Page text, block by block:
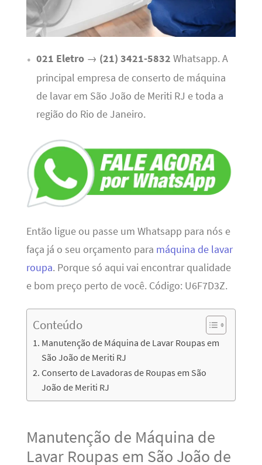
021 Eletro→ (21) 3421-5832 Whatsapp. A
principal empresa de conserto de máquina
de lavar em São João de Meriti RJ e toda a
região do Rio de Janeiro.
Então ligue ou passe um Whatsapp para nós e
faça já o seu orçamento para máquina de lavar
roupa. Porque só aqui vai encontrar qualidade
e bom preço perto de você. Código: U6F7D3Z.
Conteúdo
Manutenção de Máquina de Lavar Roupas em
São João de Meriti RJ
Conserto de Lavadoras de Roupas em São
João de Meriti RJ
Manutenção de Máquina de
Lavar Roupas em São João de